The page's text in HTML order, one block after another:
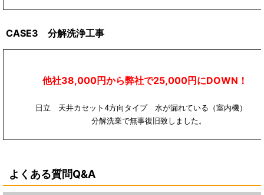
CASE3 分解洗浄工事
他社38,000円から弊社で25,000円にDOWN！
日立 天井カセット4方向タイプ 水が漏れている（室内機
分解洗業で無事復旧致しました。
よくある質問Q&A